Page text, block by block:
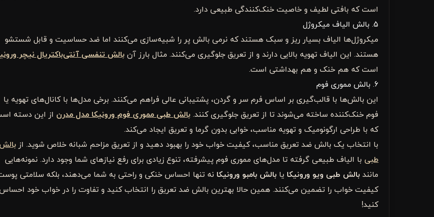
است که بافتی لطیف و خاصیت خنک‌کنندگی طبیعی دارد.
5. بالش الیاف میکروژل
میکروژل‌ها الیاف بسیار ریز و سبک هستند که نرمی بالش پر را شبیه‌سازی می‌کنند اما ضد حساسیت و قابل شستشو
هستند. این الیاف تهویه بالایی دارند و از تعریق جلوگیری می‌کنند. مثال بارز آنبالش تنفسی آنتی‌باکتریال نیچر
است که هم خنک و هم بهداشتی است.
6. بالش مموری فوم
این بالش‌ها با قالب‌گیری بر اساس فرم سر و گردن، پشتیبانی عالی فراهم می‌کنند. برخی مدل‌ها با کانال‌های تهویه یا
فوم خنک‌کننده ساخته می‌شوند تا از تعریق جلوگیری کنند.بالش طبی مموری فوم ورونیکا مدل مدرن از این دسته
که با طراحی ارگونومیک و تهویه مناسب، خوابی بدون گرما و تعریق ایجاد می‌کند.
با انتخاب یک بالش ضد تعریق مناسب، کیفیت خواب خود را بهبود دهید و از تعریق مزاحم شبانه خلاص شوید. از بالش
طبی با الیاف طبیعی گرفته تا مدل‌های مموری فوم پیشرفته، تنوع زیادی برای رفع نیازهای شما وجود دارد. نمونه‌هایی
مانند بالش طبی ویو ورونیکا یا بالش بامبو ورونیکا نه تنها احساس خنکی و راحتی به شما می‌دهند، بلکه سلامتی
کیفیت خواب را تضمین می‌کنند. همین حالا بهترین بالش ضد تعریق را انتخاب کنید و تفاوت را در خواب خود
کنید!